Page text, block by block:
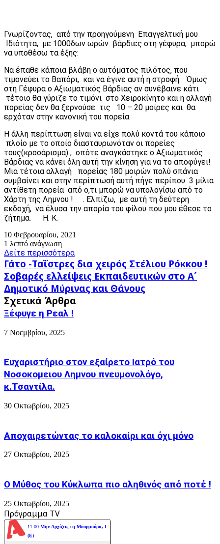
Γνωρίζοντας, από την προηγούμενη Επαγγελτική μου
Ιδιότητα, με 1000δων ωρών βάρδιες στη γέφυρα, μπορώ
να υποθέσω τα έξης:
Να έπαθε κάποια βλάβη ο αυτόματος πιλότος, που
τιμονεύει το Βαπόρι, και να έγινε αυτή η στροφή. Όμως
στη Γέφυρα ο Αξιωματικός Βάρδιας αν συνέβαινε κάτι
τέτοιο θα γύριζε το τιμόνι στο Χειροκίνητο και η αλλαγή
πορείας δεν θα ξερνούσε τις 10 – 20 μοίρες και θα
ερχόταν στην κανονική του πορεία.
Η άλλη περίπτωση είναι να είχε πολύ κοντά του κάποιο
πλοίο με το οποίο διασταυρωνόταν οι πορείες
τους(κροσάρισμα) , οπότε αναγκάστηκε ο Αξιωματικός
Βάρδιας να κάνει όλη αυτή την κίνηση για να το αποφύγει!
Μια τέτοια αλλαγή πορείας 180 μοιρών πολύ σπάνια
συμβαίνει και στην περίπτωσή αυτή πήγε περίπου 3 μίλια
αντίθετη πορεία από ο,τι μπορώ να υπολογίσω από το
Χάρτη της Λημνου ! . Ελπίζω, με αυτή τη δεύτερη
εκδοχή, να έλυσα την απορία του φίλου που μου έθεσε το
ζήτημα. Η. Κ.
10 Φεβρουαρίου, 2021
1 λεπτό ανάγνωση
Δείτε περισσότερα
Γάτο
-Ταΐστρες
δια
χειρός
Στέλιου
Ρόκκου
!
Γάτο -Ταΐστρες δια χειρός Στέλιου Ρόκκου !
Σοβαρές
ελλείψεις
Εκπαιδευτικών
στο
Α΄
Δημοτικό
Μύρινας
Σοβαρές ελλείψεις Εκπαιδευτικών στο Α΄
Δημοτικό Μύρινας και Θάνους
Σχετικά Άρθρα
Ξέφυγε η Ρεαλ !
7 Νοεμβρίου, 2025
Ευχαριστήριο στον εξαίρετο Ιατρό του
Νοσοκομειου Λημνου πνευμονολόγο,
κ.Τσαντίλα.
30 Οκτωβρίου, 2025
Αποχαιρετώντας το καλοκαίρι και όχι μόνο
27 Οκτωβρίου, 2025
Ο Μύθος του Κύκλωπα πιο αληθινός από ποτέ !
25 Οκτωβρίου, 2025
Πρόγραμμα TV